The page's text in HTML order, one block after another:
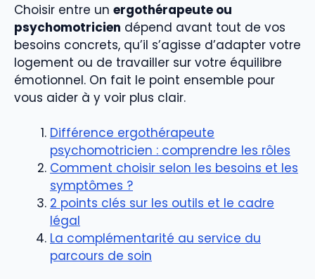
Choisir entre un ergothérapeute ou
psychomotricien dépend avant tout de vos
besoins concrets, qu’il s’agisse d’adapter votre
logement ou de travailler sur votre équilibre
émotionnel. On fait le point ensemble pour
vous aider à y voir plus clair.
Différence ergothérapeute
psychomotricien : comprendre les rôles
Comment choisir selon les besoins et les
symptômes ?
2 points clés sur les outils et le cadre
légal
La complémentarité au service du
parcours de soin